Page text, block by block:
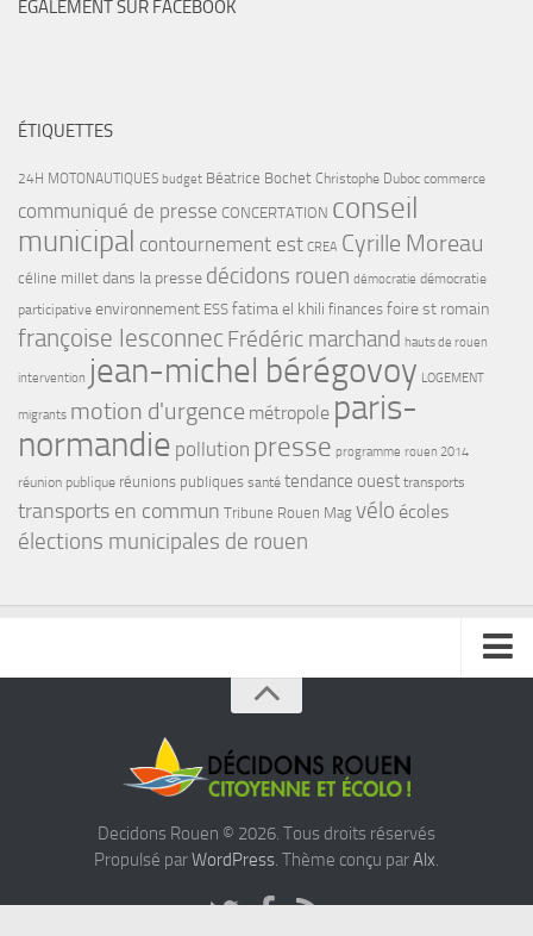
ÉGALEMENT SUR FACEBOOK
ÉTIQUETTES
24H MOTONAUTIQUES budget Béatrice Bochet Christophe Duboc commerce
communiqué de presse CONCERTATION conseil
municipal contournement est CREA Cyrille Moreau
céline millet dans la presse décidons rouen démocratie démocratie
participative environnement ESS fatima el khili finances foire st romain
françoise lesconnecFrédéric marchand hauts de rouen
intervention jean-michel bérégovoy LOGEMENT
migrants motion d'urgence métropole paris-
normandie pollution presse programme rouen 2014
réunion publique réunions publiques santé tendance ouest transports
transports en commun Tribune Rouen Mag vélo écoles
élections municipales de rouen
INSCRIVEZ VOUS A NOTRE NEWSLETTER
Decidons Rouen © 2026. Tous droits réservés
Propulsé parWordPress. Thème conçu parAlx.